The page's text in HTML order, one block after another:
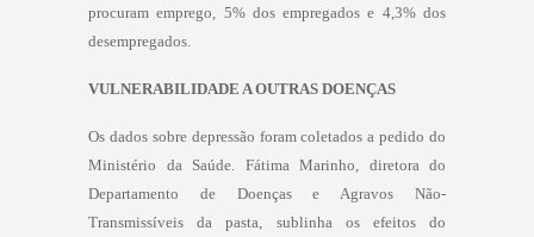
procuram emprego, 5% dos empregados e 4,3% dos
desempregados.
VULNERABILIDADE A OUTRAS DOENÇAS
Os dados sobre depressão foram coletados a pedido do
Ministério da Saúde. Fátima Marinho, diretora do
Departamento de Doenças e Agravos Não-
Transmissíveis da pasta, sublinha os efeitos do